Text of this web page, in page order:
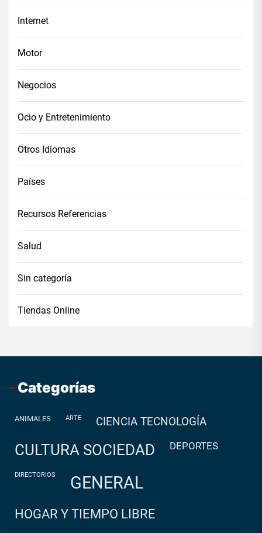
Internet
Motor
Negocios
Ocio y Entretenimiento
Otros Idiomas
Países
Recursos Referencias
Salud
Sin categoría
Tiendas Online
Categorías
ANIMALES ARTE CIENCIA TECNOLOGÍA
CULTURA SOCIEDAD DEPORTES
DIRECTORIOS GENERAL
HOGAR Y TIEMPO LIBRE